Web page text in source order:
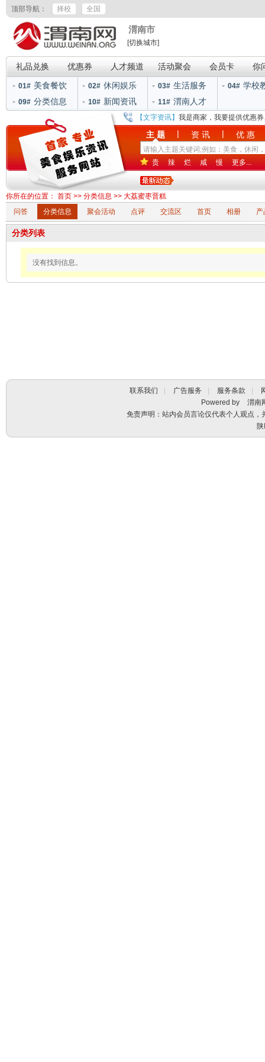
顶部导航： 择校 全国
渭南市
[切换城市]
礼品兑换 优惠券 人才频道 活动聚会 会员卡 你
01# 美食餐饮 02# 休闲娱乐 03# 生活服务 04# 学校
09# 分类信息 10# 新闻资讯 11# 渭南人才
【文字资讯】 我是商家，我要提供优惠
主 题 | 资 讯 | 优 惠
贵 辣 烂 咸 慢 更多...
你所在的位置： 首页 >> 分类信息 >> 大荔蜜枣晋糕
问答
分类信息 聚会活动 点评 交流区 首页 相册 产
分类列表
没有找到信息。
联系我们 广告服务 服务条款
Powered by
渭南
免责声明：站内会员言论仅代表个人观点